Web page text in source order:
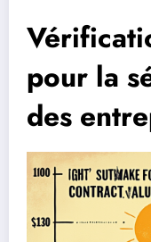
pour la
des